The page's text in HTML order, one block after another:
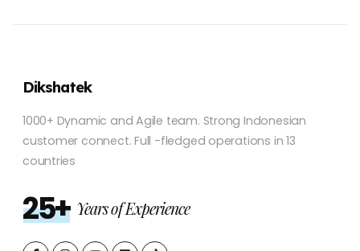
Dikshatek
1000+ Dynamic and Agile team. Strong Indonesian
customer connect. Full -fledged operations in 13
countries
25+ Years of Experience